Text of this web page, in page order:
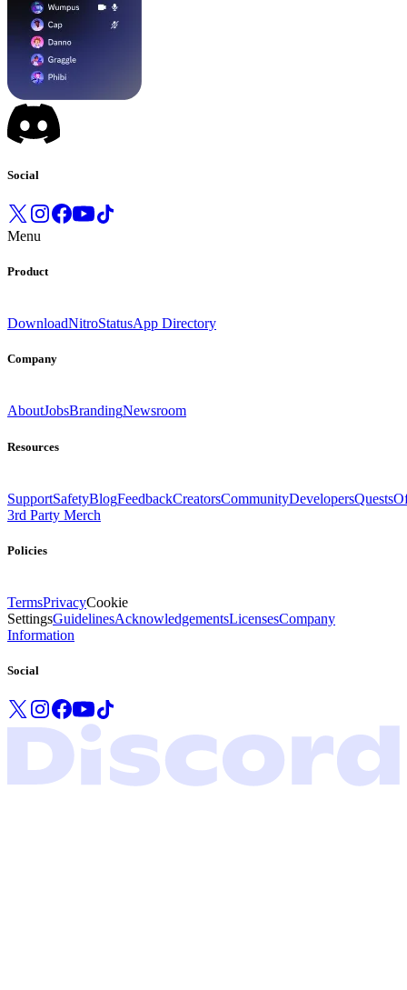
Social
Menu
Product
DownloadNitroStatusApp Directory
Company
AboutJobsBrandingNewsroom
Resources
SupportSafetyBlogFeedbackCreatorsCommunityDevelopersQuests
3rd Party Merch
Policies
TermsPrivacyCookie
SettingsGuidelinesAcknowledgementsLicensesCompany
Information
Social